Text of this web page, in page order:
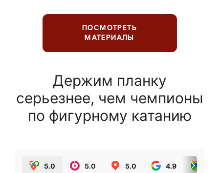
ПОСМОТРЕТЬ
МАТЕРИАЛЫ
Держим планку
серьезнее, чем чемпионы
по фигурному катанию
5.0 5.0 5.0 4.9